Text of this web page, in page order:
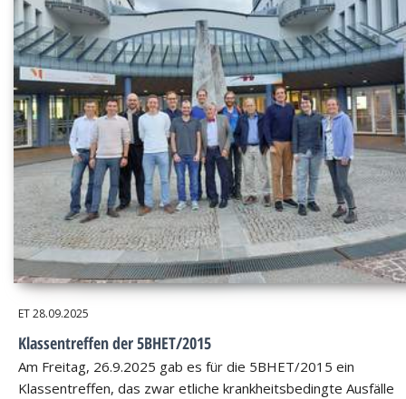
ET28.09.2025
Klassentreffen der 5BHET/2015
Am Freitag, 26.9.2025 gab es für die 5BHET/2015 ein
Klassentreffen, das zwar etliche krankheitsbedingte Ausfälle